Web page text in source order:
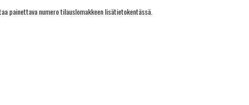
painettava numero tilauslomakkeen lisätietokentässä.